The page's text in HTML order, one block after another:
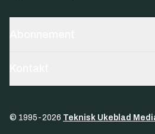
© 1995-2026 Teknisk Ukeblad